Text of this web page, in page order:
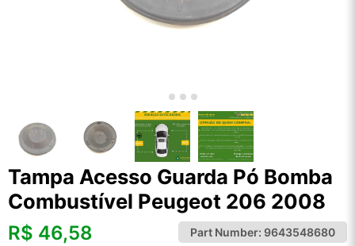
Tampa Acesso Guarda Pó Bomba
Combustível Peugeot 206 2008
R$ 46,58 Part Number: 9643548680